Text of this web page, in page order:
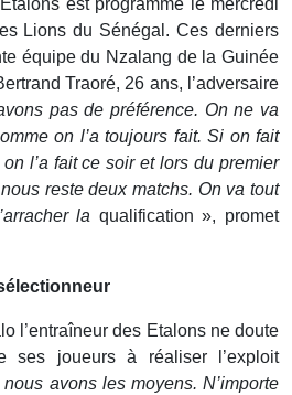
est programmé le mercredi
Lions du Sénégal. Ces derniers
équipe du Nzalang de la Guinée
Traoré, 26 ans, l’adversaire
pas de préférence. On ne va
on l’a toujours fait. Si on fait
l’a fait ce soir et lors du premier
reste deux matchs. On va tout
la qualification », promet
l’entraîneur des Etalons ne doute
ses joueurs à réaliser l’exploit
nous avons les moyens. N’importe